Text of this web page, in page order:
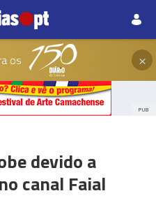
os ×
PUB
devido a
canal Faial